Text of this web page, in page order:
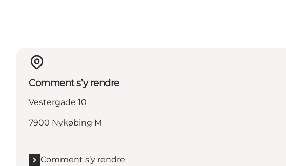
Comment s’y rendre
Vestergade 10
7900 Nykøbing M
Comment s’y rendre